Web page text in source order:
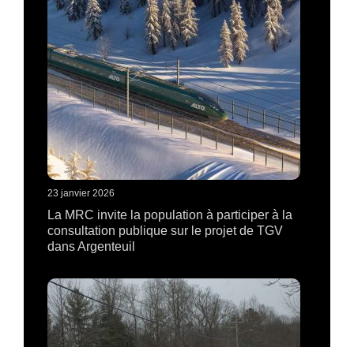
23 janvier 2026
La MRC invite la population à participer à la
consultation publique sur le projet de TGV
dans Argenteuil